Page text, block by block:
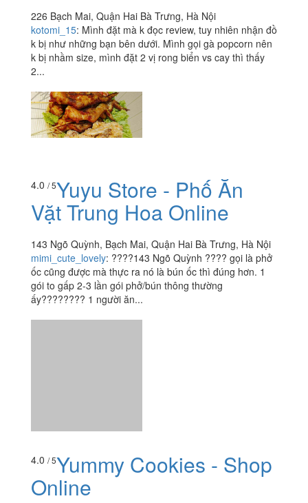
226 Bạch Mai, Quận Hai Bà Trưng, Hà Nội
kotomi_15: Mình đặt mà k đọc review, tuy nhiên nhận đồ
k bị như những bạn bên dưới. Mình gọi gà popcorn nên
k bị nhầm size, mình đặt 2 vị rong biển vs cay thì thấy
2...
4.0 / 5Yuyu Store - Phố Ăn
Vặt Trung Hoa Online
143 Ngõ Quỳnh, Bạch Mai, Quận Hai Bà Trưng, Hà Nội
mimi_cute_lovely: ????143 Ngõ Quỳnh ???? gọi là phở
ốc cũng được mà thực ra nó là bún ốc thì đúng hơn. 1
gói to gấp 2-3 lần gói phở/bún thông thường
ấy???????? 1 người ăn...
4.0 / 5Yummy Cookies - Shop
Online